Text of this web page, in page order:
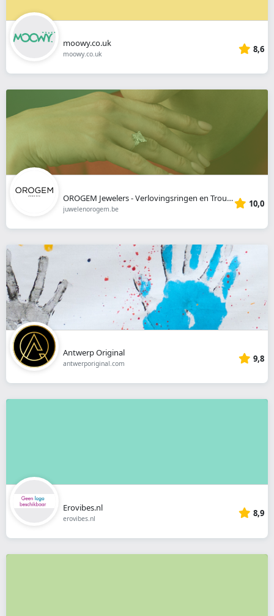
moowy.co.uk
moowy.co.uk 8,6
OROGEM Jewelers - Verlovingsringen en Trouwringen Antwerpen
juwelenorogem.be 10,0
Antwerp Original
antwerporiginal.com 9,8
Erovibes.nl
erovibes.nl 8,9